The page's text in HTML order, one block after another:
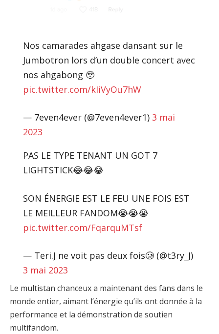
Nos camarades ahgase dansant sur le
Jumbotron lors d’un double concert avec
nos ahgabong 🥹
pic.twitter.com/kIiVyOu7hW
— 7even4ever (@7even4ever1) 3 mai
2023
PAS LE TYPE TENANT UN GOT 7
LIGHTSTICK😂😂😂
SON ÉNERGIE EST LE FEU UNE FOIS EST
LE MEILLEUR FANDOM😭😭😭
pic.twitter.com/FqarquMTsf
— Teri.J ne voit pas deux fois🥲 (@t3ry_J)
3 mai 2023
Le multistan chanceux a maintenant des fans dans le
monde entier, aimant l’énergie qu’ils ont donnée à la
performance et la démonstration de soutien
multifandom.